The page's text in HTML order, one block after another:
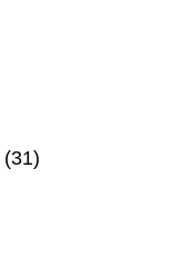
(31)